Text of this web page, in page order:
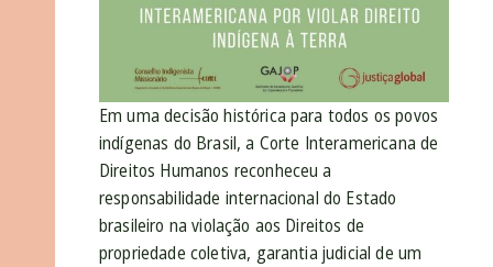
Em uma decisão histórica para todos os povos
indígenas do Brasil, a Corte Interamericana de
Direitos Humanos reconheceu a
responsabilidade internacional do Estado
brasileiro na violação aos Direitos de
propriedade coletiva, garantia judicial de um